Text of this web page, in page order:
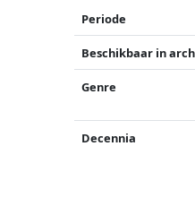
Periode
Beschikbaar in
Genre
Decennia